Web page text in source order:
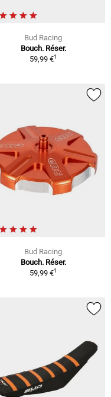
Bud Racing
Bouch. Réser.
59,99 €1
Bud Racing
Bouch. Réser.
59,99 €1